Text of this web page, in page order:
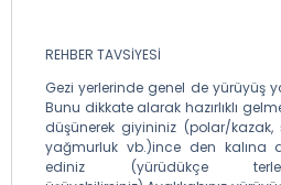
REHBER TAVSİYESİ
Gezi yerlerinde genel de yürüyüş
Bunu dikkate alarak hazırlıklı
düşünerek giyininiz (polar/
yağmurluk vb.)ince den kalına
ediniz (yürüdükçe